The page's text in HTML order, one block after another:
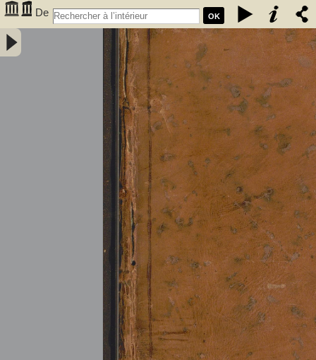
OK
De
l'électricité des végétaux : ouvrage dans lequel on traite de
l'électricité de l'atmosphere sur les plantes, de ses effets sur
l'économie des végétaux, de leurs vertus médico & nutritivo-
électriques, & principalement des moyens de pratique de l'appliquer
utilement à l'agriculture, avec l'invention d'un électro-végétometre .
Avec figures en taille-douce. Par M. l'Abbé Bertholon, de S. Lazare,
professeur de physique expérimentale des états généraux de la
province de Languedoc ... - Bertholon, Pierre Nicolas (abbé ; 1742-